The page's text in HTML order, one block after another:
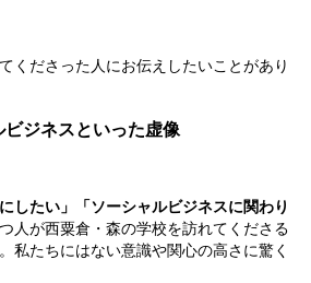
くださった人にお伝えしたいことがあり
ジネスといった虚像
したい」「ソーシャルビジネスに関わり
人が西粟倉・森の学校を訪れてくださる
私たちにはない意識や関心の高さに驚く